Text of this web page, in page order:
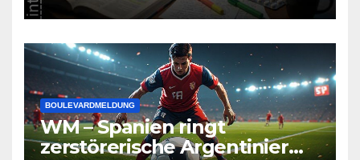
BOULEVARDMELDUNG
WM – Spanien ringt
zerstörerische Argentinier